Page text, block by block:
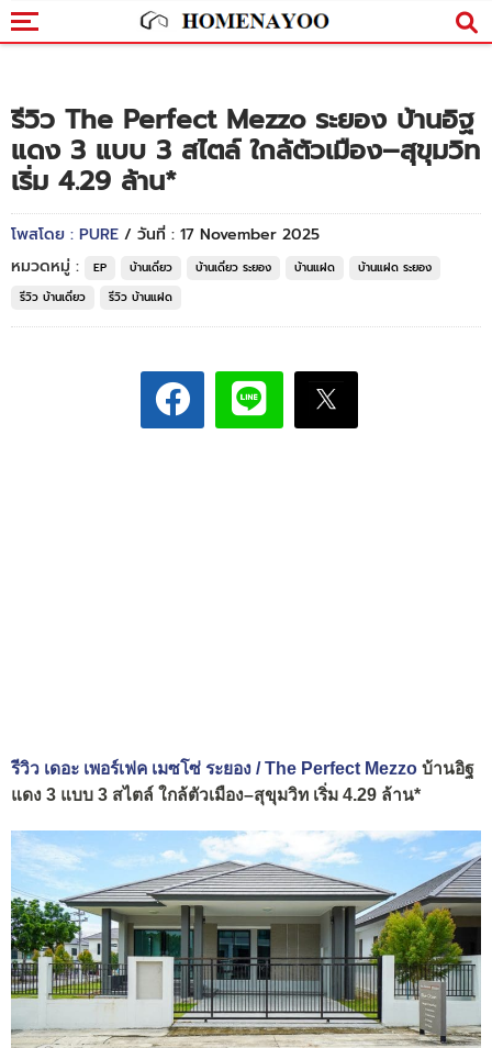
รีวิว The Perfect Mezzo ระยอง บ้านอิฐ
แดง 3 แบบ 3 สไตล์ ใกล้ตัวเมือง–สุขุมวิท
เริ่ม 4.29 ล้าน*
โพสโดย : PURE / วันที่ : 17 November 2025
หมวดหมู่ :
EP บ้านเดี่ยว บ้านเดี่ยว ระยอง บ้านแฝด
บ้านแฝด ระยอง
รีวิว บ้านเดี่ยว
รีวิว บ้านแฝด
รีวิว เดอะ เพอร์เฟค เมซโซ่ ระยอง / The Perfect Mezzo บ้านอิฐ
แดง 3 แบบ 3 สไตล์ ใกล้ตัวเมือง–สุขุมวิท เริ่ม 4.29 ล้าน*